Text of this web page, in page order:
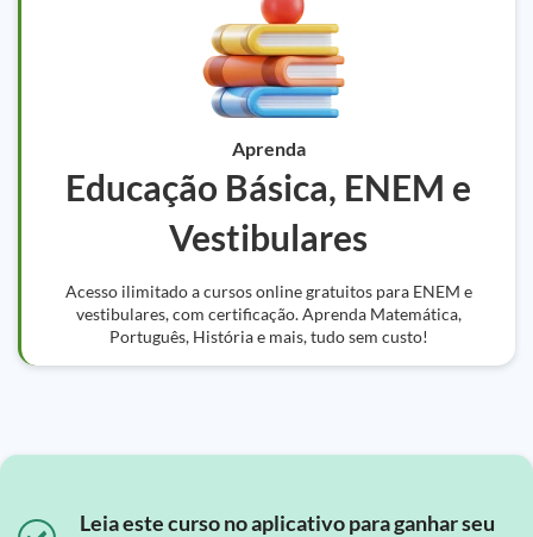
Aprenda
Educação Básica, ENEM e
Vestibulares
Acesso ilimitado a cursos online gratuitos para ENEM e
vestibulares, com certificação. Aprenda Matemática,
Português, História e mais, tudo sem custo!
Leia este curso no aplicativo para ganhar seu